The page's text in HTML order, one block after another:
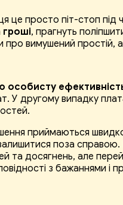
це просто піт-стоп під
гроші, прагнуть
вимушений простій,
особисту
У другому випадку
приймаються
поза справою.
та досягнень, але
з бажаннями і